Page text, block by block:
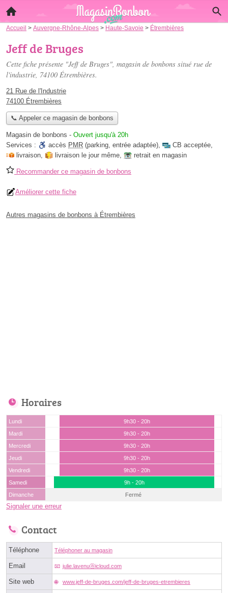
Accueil > Auvergne-Rhône-Alpes > Haute-Savoie > Étrembières
Jeff de Bruges
Cette fiche présente "Jeff de Bruges", magasin de bonbons situé rue de
l'industrie, 74100 Étrembières.
21 Rue de l'Industrie
74100 Étrembières
📞 Appeler ce magasin de bonbons
Magasin de bonbons - Ouvert jusqu'à 20h
Services :
accès PMR (parking, entrée adaptée), CB acceptée,
livraison, livraison le jour même, retrait en magasin
Recommander ce magasin de bonbons
Améliorer cette fiche
Autres magasins de bonbons à Étrembières
Horaires
Lundi
9h30 - 20h
Mardi
9h30 - 20h
Mercredi
9h30 - 20h
Jeudi
9h30 - 20h
Vendredi
9h30 - 20h
Samedi
9h - 20h
Dimanche
Fermé
Signaler une erreur
Contact
Téléphone Téléphoner au magasin
Email julie.lavenuⓐicloud.com
Site web www.jeff-de-bruges.com/jeff-de-bruges-etrembieres